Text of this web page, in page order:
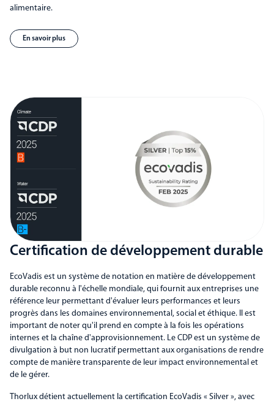
alimentaire.
En savoir plus
Certification de développement durable
EcoVadis est un système de notation en matière de développement
durable reconnu à l'échelle mondiale, qui fournit aux entreprises une
référence leur permettant d'évaluer leurs performances et leurs
progrès dans les domaines environnemental, social et éthique. Il est
important de noter qu'il prend en compte à la fois les opérations
internes et la chaîne d'approvisionnement. Le CDP est un système de
divulgation à but non lucratif permettant aux organisations de rendre
compte de manière transparente de leur impact environnemental et
de le gérer.
Thorlux détient actuellement la certification EcoVadis « Silver », avec